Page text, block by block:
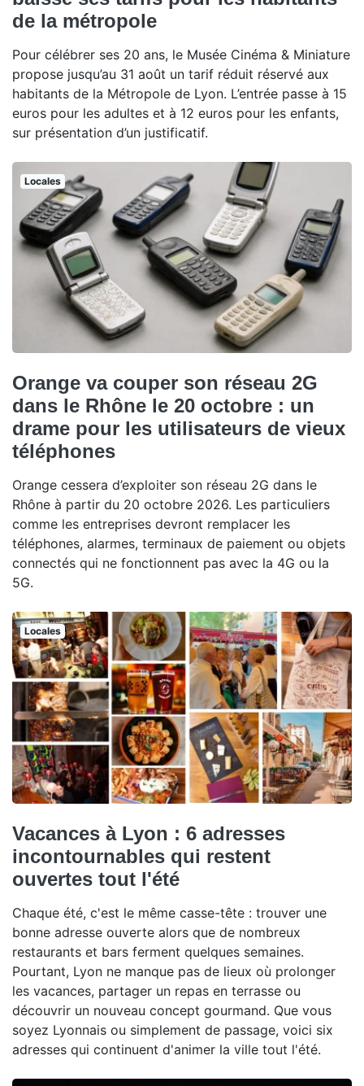
de la métropole
Pour célébrer ses 20 ans, le Musée Cinéma & Miniature
propose jusqu’au 31 août un tarif réduit réservé aux
habitants de la Métropole de Lyon. L’entrée passe à 15
euros pour les adultes et à 12 euros pour les enfants,
sur présentation d’un justificatif.
Locales
Orange va couper son réseau 2G
dans le Rhône le 20 octobre : un
drame pour les utilisateurs de vieux
téléphones
Orange cessera d’exploiter son réseau 2G dans le
Rhône à partir du 20 octobre 2026. Les particuliers
comme les entreprises devront remplacer les
téléphones, alarmes, terminaux de paiement ou objets
connectés qui ne fonctionnent pas avec la 4G ou la
5G.
Locales
Vacances à Lyon : 6 adresses
incontournables qui restent
ouvertes tout l'été
Chaque été, c'est le même casse-tête : trouver une
bonne adresse ouverte alors que de nombreux
restaurants et bars ferment quelques semaines.
Pourtant, Lyon ne manque pas de lieux où prolonger
les vacances, partager un repas en terrasse ou
découvrir un nouveau concept gourmand. Que vous
soyez Lyonnais ou simplement de passage, voici six
adresses qui continuent d'animer la ville tout l'été.